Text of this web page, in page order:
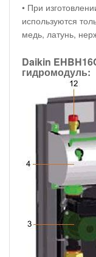
• При
используются
медь, латунь,
Daikin
гидромодуль: